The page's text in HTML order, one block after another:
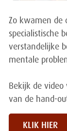
Zo kwamen de
specialistische
verstandelijke
mentale
Bekijk de video
van de hand-
KLIK HIER